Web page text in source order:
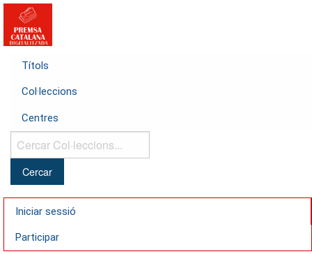
Títols
Col·leccions
Centres
Cercar
Col·leccions...
Iniciar sessió
Participar